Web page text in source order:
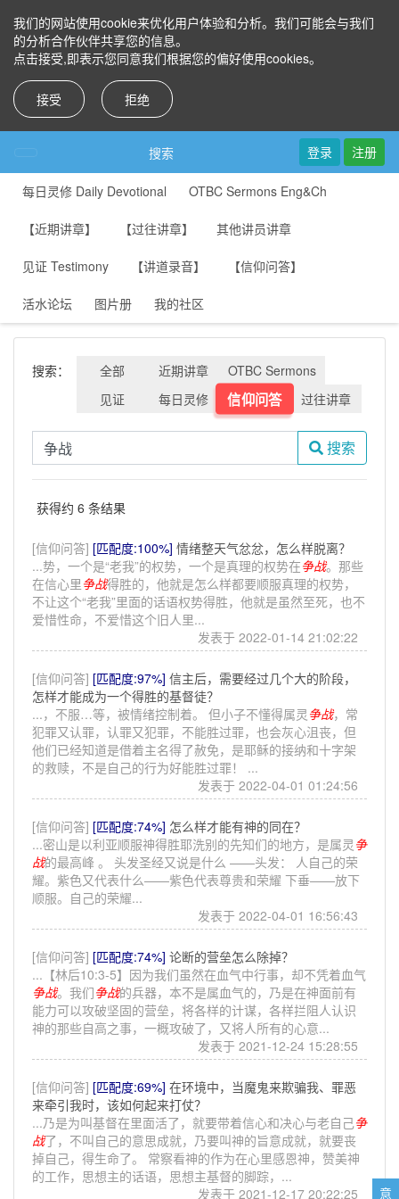
我们的网站使用cookie来优化用户体验和分析。我们可能会与我们
的分析合作伙伴共享您的信息。
点击接受,即表示您同意我们根据您的偏好使用cookies。
接受 拒绝
搜索 登录 注册
每日灵修 Daily Devotional OTBC Sermons Eng&Ch
【近期讲章】 【过往讲章】 其他讲员讲章
见证 Testimony 【讲道录音】 【信仰问答】
活水论坛 图片册 我的社区
搜索： 全部 近期讲章
OTBC Sermons
见证
每日灵修 信仰问答 过往讲章
搜索
获得约 6 条结果
[信仰问答] [匹配度:100%] 情绪整天气忿忿，怎么样脱离？
...势，一个是“老我”的权势，一个是真理的权势在争战。那些
在信心里争战得胜的，他就是怎么样都要顺服真理的权势，
不让这个“老我”里面的话语权势得胜，他就是虽然至死，也不
爱惜性命，不爱惜这个旧人里...
发表于 2022-01-14 21:02:22
[信仰问答] [匹配度:97%] 信主后，需要经过几个大的阶段，
怎样才能成为一个得胜的基督徒？
...，不服…等，被情绪控制着。 但小子不懂得属灵 争战，常
犯罪又认罪，认罪又犯罪，不能胜过罪，也会灰心沮丧，但
他们已经知道是借着主名得了赦免，是耶稣的接纳和十字架
的救赎，不是自己的行为好能胜过罪！ ...
发表于 2022-04-01 01:24:56
[信仰问答] [匹配度:74%] 怎么样才能有神的同在？
...密山是以利亚顺服神得胜耶洗别的先知们的地方，是属灵 争
战的最高峰 。 头发圣经又说是什么 ——头发： 人自己的荣
耀。紫色又代表什么——紫色代表尊贵和荣耀 下垂——放下
顺服。自己的荣耀...
发表于 2022-04-01 16:56:43
[信仰问答] [匹配度:74%] 论断的营垒怎么除掉？
...【林后10:3-5】因为我们虽然在血气中行事，却不凭着血气
争战。我们争战的兵器，本不是属血气的，乃是在神面前有
能力可以攻破坚固的营垒，将各样的计谋，各样拦阻人认识
神的那些自高之事，一概攻破了，又将人所有的心意...
发表于 2021-12-24 15:28:55
[信仰问答] [匹配度:69%] 在环境中，当魔鬼来欺骗我、罪恶
来牵引我时，该如何起来打仗？
...乃是为叫基督在里面活了，就要带着信心和决心与老自己争
战了，不叫自己的意思成就，乃要叫神的旨意成就，就要丧
掉自己，得生命了。 常察看神的作为在心里感恩神，赞美神
的工作，思想主的话语，思想主基督的脚踪，...
发表于 2021-12-17 20:22:25
意